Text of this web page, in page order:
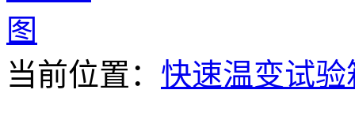
当前位置： 快速温变试验